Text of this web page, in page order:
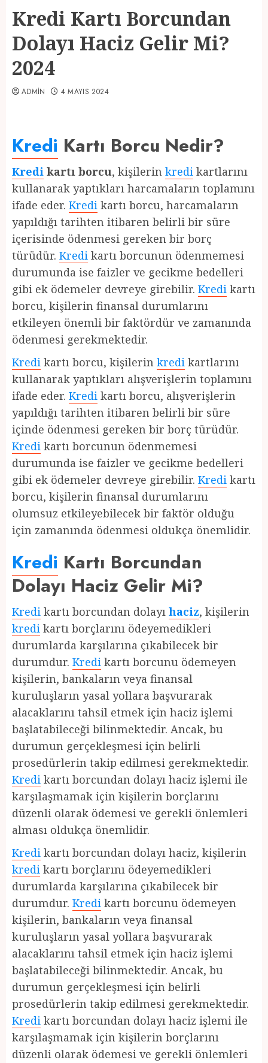
Kredi Kartı Borcundan
Dolayı Haciz Gelir Mi?
2024
ADMIN 4 MAYIS 2024
Kredi Kartı Borcu Nedir?
Kredi kartı borcu, kişilerin kredi kartlarını
kullanarak yaptıkları harcamaların toplamını
ifade eder. Kredi kartı borcu, harcamaların
yapıldığı tarihten itibaren belirli bir süre
içerisinde ödenmesi gereken bir borç
türüdür. Kredi kartı borcunun ödenmemesi
durumunda ise faizler ve gecikme bedelleri
gibi ek ödemeler devreye girebilir. Kredi kartı
borcu, kişilerin finansal durumlarını
etkileyen önemli bir faktördür ve zamanında
ödenmesi gerekmektedir.
Kredi kartı borcu, kişilerin kredi kartlarını
kullanarak yaptıkları alışverişlerin toplamını
ifade eder. Kredi kartı borcu, alışverişlerin
yapıldığı tarihten itibaren belirli bir süre
içinde ödenmesi gereken bir borç türüdür.
Kredi kartı borcunun ödenmemesi
durumunda ise faizler ve gecikme bedelleri
gibi ek ödemeler devreye girebilir. Kredi kartı
borcu, kişilerin finansal durumlarını
olumsuz etkileyebilecek bir faktör olduğu
için zamanında ödenmesi oldukça önemlidir.
Kredi Kartı Borcundan
Dolayı Haciz Gelir Mi?
Kredi kartı borcundan dolayı haciz, kişilerin
kredi kartı borçlarını ödeyemedikleri
durumlarda karşılarına çıkabilecek bir
durumdur. Kredi kartı borcunu ödemeyen
kişilerin, bankaların veya finansal
kuruluşların yasal yollara başvurarak
alacaklarını tahsil etmek için haciz işlemi
başlatabileceği bilinmektedir. Ancak, bu
durumun gerçekleşmesi için belirli
prosedürlerin takip edilmesi gerekmektedir.
Kredi kartı borcundan dolayı haciz işlemi ile
karşılaşmamak için kişilerin borçlarını
düzenli olarak ödemesi ve gerekli önlemleri
alması oldukça önemlidir.
Kredi kartı borcundan dolayı haciz, kişilerin
kredi kartı borçlarını ödeyemedikleri
durumlarda karşılarına çıkabilecek bir
durumdur. Kredi kartı borcunu ödemeyen
kişilerin, bankaların veya finansal
kuruluşların yasal yollara başvurarak
alacaklarını tahsil etmek için haciz işlemi
başlatabileceği bilinmektedir. Ancak, bu
durumun gerçekleşmesi için belirli
prosedürlerin takip edilmesi gerekmektedir.
Kredi kartı borcundan dolayı haciz işlemi ile
karşılaşmamak için kişilerin borçlarını
düzenli olarak ödemesi ve gerekli önlemleri